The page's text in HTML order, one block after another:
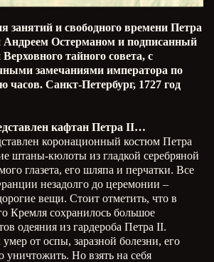
занятий и свободного времени Петра
Андреем Остерманом и подписанный
тайного совета, с
замечаниями императора по
часов. Санкт-Петербург, 1727 год
кафтан Петра II…
коронационный костюм Петра
штаны-кюлоты из гладкой серебряной
глазета, его шляпа и перчатки. Все
незадолго до церемонии –
вещи. Стоит отметить, что в
Кремля сохранилось большое
одеяния из гардероба Петра II.
от оспы, заразной болезни, его
Но взять на себя